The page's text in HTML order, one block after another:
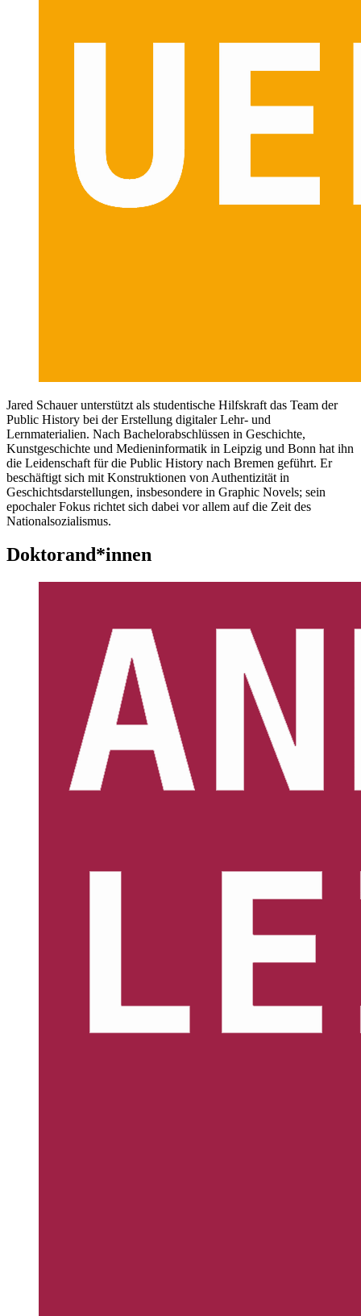
Jared Schauer unterstützt als studentische Hilfskraft das Team der
Public History bei der Erstellung digitaler Lehr- und
Lernmaterialien. Nach Bachelorabschlüssen in Geschichte,
Kunstgeschichte und Medieninformatik in Leipzig und Bonn hat ihn
die Leidenschaft für die Public History nach Bremen geführt. Er
beschäftigt sich mit Konstruktionen von Authentizität in
Geschichtsdarstellungen, insbesondere in Graphic Novels; sein
epochaler Fokus richtet sich dabei vor allem auf die Zeit des
Nationalsozialismus.
Doktorand*innen